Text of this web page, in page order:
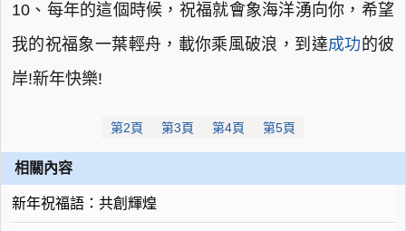
10、每年的這個時候，祝福就會象海洋湧向你，希望
我的祝福象一葉輕舟，載你乘風破浪，到達成功 的彼
岸!新年快樂!
第2頁 第3頁 第4頁 第5頁
相關內容
新年祝福語：共創輝煌